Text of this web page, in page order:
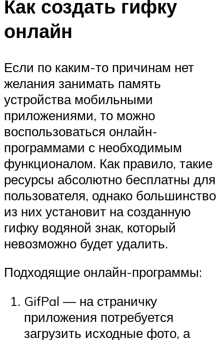
Как создать гифку
онлайн
Если по каким-то причинам нет
желания занимать память
устройства мобильными
приложениями, то можно
воспользоваться онлайн-
программами с необходимым
функционалом. Как правило, такие
ресурсы абсолютно бесплатны для
пользователя, однако большинство
из них установит на созданную
гифку водяной знак, который
невозможно будет удалить.
Подходящие онлайн-программы:
GifPal — на страничку
приложения потребуется
загрузить исходные фото, а